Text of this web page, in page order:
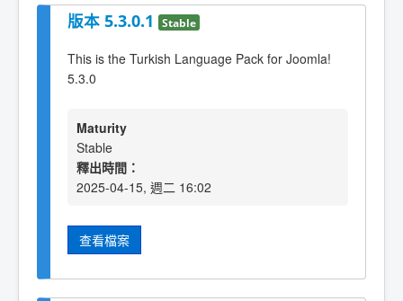
版本 5.3.0.1 Stable
This is the Turkish Language Pack for Joomla!
5.3.0
Maturity
Stable
釋出時間：
2025-04-15, 週二 16:02
查看檔案